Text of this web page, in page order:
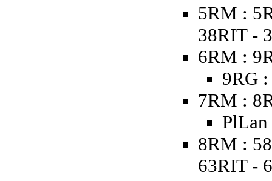
5RM :
38RIT -
6RM :
9RG
7RM :
8RM :
63RIT -